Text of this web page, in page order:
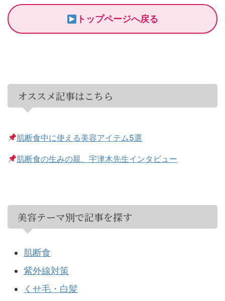
トップページへ戻る
オススメ記事はこちら
肌断食中に使える美容アイテム5選
肌断食の生みの親、宇津木先生インタビュー
美容テーマ別で記事を探す
肌断食
紫外線対策
くせ毛・白髪